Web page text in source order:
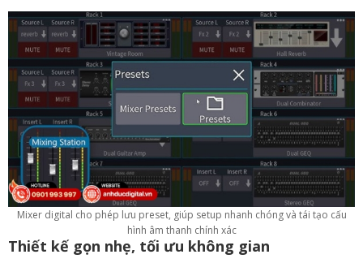
Mixer digital cho phép lưu preset, giúp setup nhanh chóng và tái tạo cấu
hình âm thanh chính xác
Thiết kế gọn nhẹ, tối ưu không gian